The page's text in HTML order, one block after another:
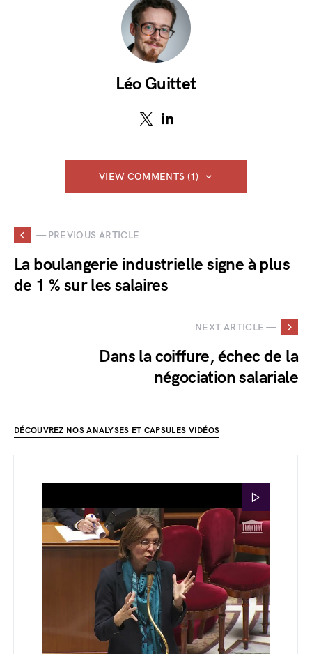
Léo Guittet
VIEW COMMENTS (1)
— PREVIOUS ARTICLE
La boulangerie industrielle signe à plus
de 1 % sur les salaires
NEXT ARTICLE —
Dans la coiffure, échec de la
négociation salariale
DÉCOUVREZ NOS ANALYSES ET CAPSULES VIDÉOS